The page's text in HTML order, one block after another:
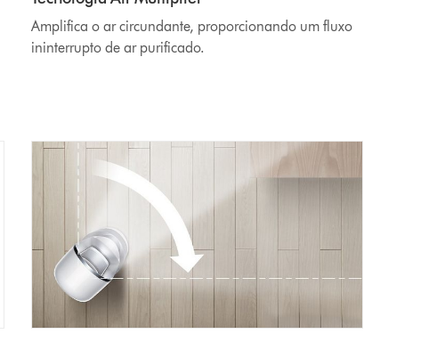
Amplifica o ar circundante, proporcionando um fluxo
ininterrupto de ar purificado.